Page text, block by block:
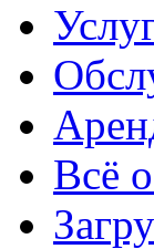
Всё